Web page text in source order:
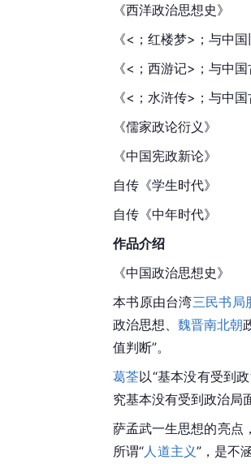
《西洋政治思想史》
《<； 红楼梦>；与中国
《<；西游记>；与中
《<；水浒传>；与中
《儒家政论衍义》
《中国宪政新论》
自传《学生时代》
自传《中年时代》
作品介绍
《中国政治思想史》
本书原由台湾三民书局
政治思想、魏晋南北朝
值判断”。
葛荃以“基本没有受到
究基本没有受到政治局
萨孟武一生思想的亮点
所谓“人道主义”，是不